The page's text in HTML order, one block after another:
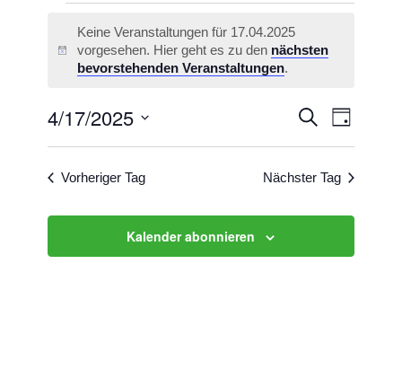
für
17.04.2025
Hinweis
Keine Veranstaltungen für 17.04.2025
vorgesehen. Hier geht es zu den nächsten
bevorstehenden Veranstaltungen.
Suche
und
Suche
Tag
4/17/2025
Vorheriger Tag Nächster Tag
Kalender abonnieren